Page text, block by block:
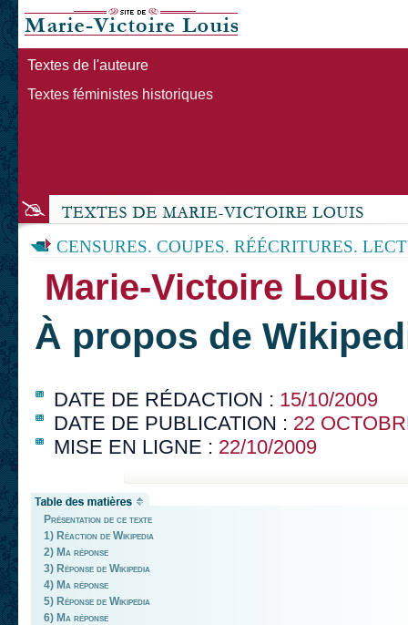
Textes de l'auteure
Textes féministes historiques
CENSURES. COUPES. RÉÉCRITURES.
Marie-Victoire Louis
À propos de
DATE DE RÉDACTION : 15/10/2009
DATE DE PUBLICATION : 22
MISE EN LIGNE : 22/10/2009
Présentation de ce texte
1) Réaction de Wikipedia
2) Ma réponse
3) Réponse de Wikipedia
4) Ma réponse
5) Réponse de Wikipedia
6) Ma réponse